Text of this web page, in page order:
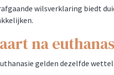
wilsverklaring biedt
na
gelden dezelfde